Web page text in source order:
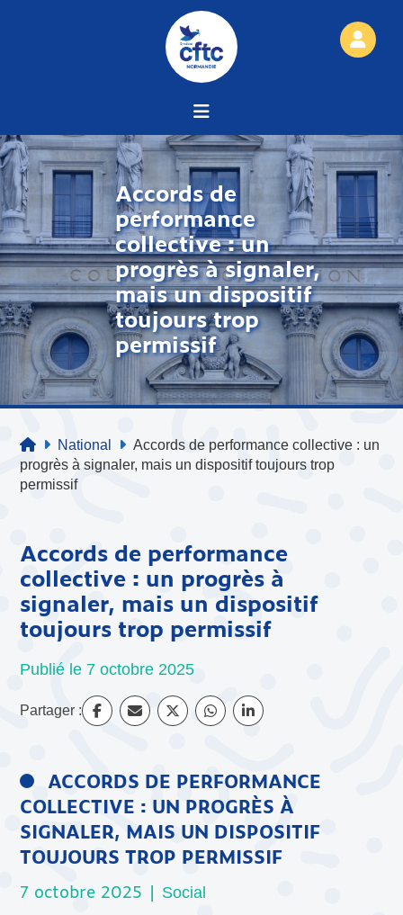
Accords de
performance
collective : un
progrès à signaler,
mais un dispositif
toujours trop
permissif
National
Accords de performance collective : un
progrès à signaler, mais un dispositif toujours trop
permissif
Accords de performance
collective : un progrès à
signaler, mais un dispositif
toujours trop permissif
Publié le 7 octobre 2025
Partager :
ACCORDS DE PERFORMANCE
COLLECTIVE : UN PROGRÈS À
SIGNALER, MAIS UN DISPOSITIF
TOUJOURS TROP PERMISSIF
7 octobre 2025 | Social